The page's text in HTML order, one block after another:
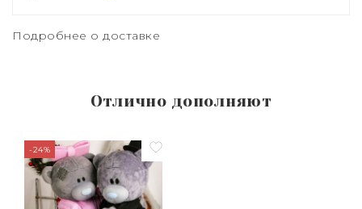
Подробнее о доставке
Отлично дополняют
-24%